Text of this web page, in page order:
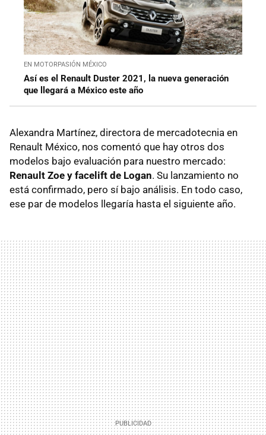
EN MOTORPASIÓN MÉXICO
Así es el Renault Duster 2021, la nueva generación
que llegará a México este año
Alexandra Martínez, directora de mercadotecnia en
Renault México, nos comentó que hay otros dos
modelos bajo evaluación para nuestro mercado:
Renault Zoe y facelift de Logan. Su lanzamiento no
está confirmado, pero sí bajo análisis. En todo caso,
ese par de modelos llegaría hasta el siguiente año.